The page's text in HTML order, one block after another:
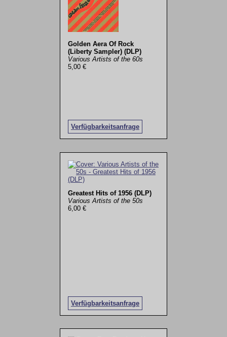
Golden Aera Of Rock
(Liberty Sampler) (DLP)
Various Artists of the 60s
5,00 €
Verfügbarkeitsanfrage
Greatest Hits of 1956 (DLP)
Various Artists of the 50s
6,00 €
Verfügbarkeitsanfrage